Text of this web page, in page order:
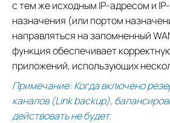
с тем же исходным IP-адресом и
назначения (или портом
направляться на запомненный
функция обеспечивает
приложений, использующих
Примечание: Когда включено
каналов (Link backup),
действовать не будет.